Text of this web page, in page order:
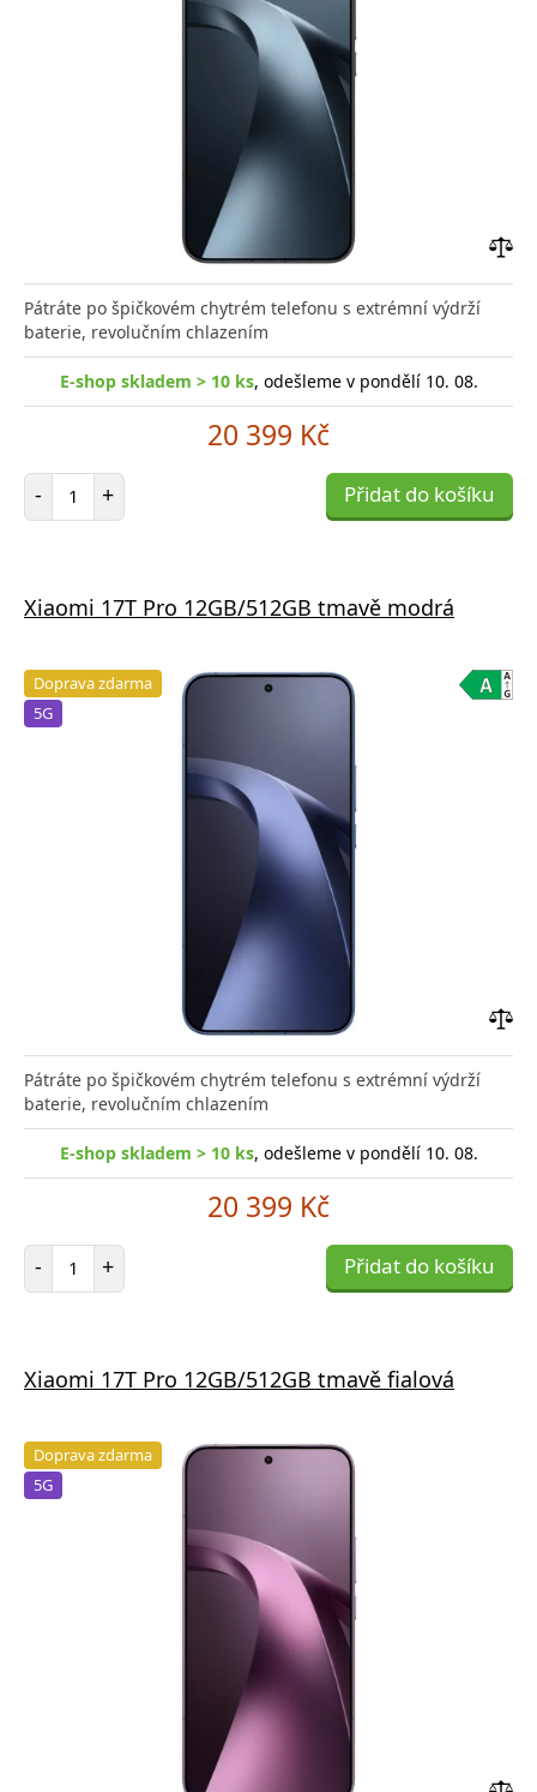
Pátráte po špičkovém chytrém telefonu s extrémní výdrží
baterie, revolučním chlazením
E-shop skladem > 10 ks, odešleme v pondělí 10. 08.
20 399 Kč
- Počet položek
+ Přidat do košíku
Xiaomi 17T Pro 12GB/512GB tmavě modrá
Doprava zdarma
5G
Pátráte po špičkovém chytrém telefonu s extrémní výdrží
baterie, revolučním chlazením
E-shop skladem > 10 ks, odešleme v pondělí 10. 08.
20 399 Kč
- Počet položek
+ Přidat do košíku
Xiaomi 17T Pro 12GB/512GB tmavě fialová
Doprava zdarma
5G